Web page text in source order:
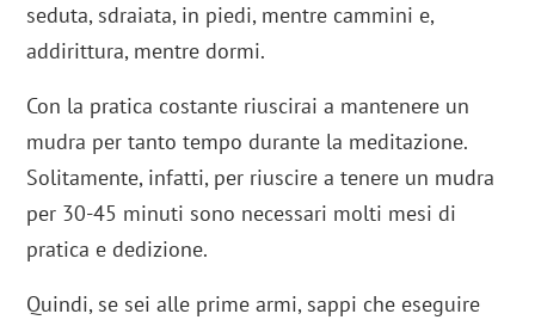
seduta, sdraiata, in piedi, mentre cammini e,
addirittura, mentre dormi.
Con la pratica costante riuscirai a mantenere un
mudra per tanto tempo durante la meditazione.
Solitamente, infatti, per riuscire a tenere un mudra
per 30-45 minuti sono necessari molti mesi di
pratica e dedizione.
Quindi, se sei alle prime armi, sappi che eseguire